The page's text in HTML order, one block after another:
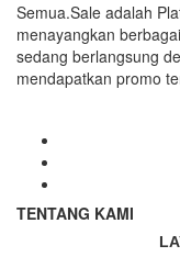
Semua.Sale adalah
menayangkan
sedang berlangsung
mendapatkan promo
TENTANG KAMI